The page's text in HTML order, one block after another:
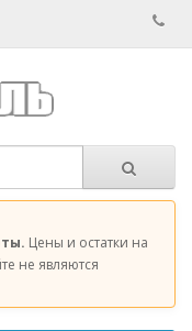
Цены и остатки на
не являются